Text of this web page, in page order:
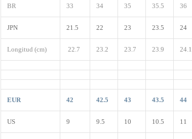
BR 33 34 35 35.5 36
JPN 21.5 22 23 23.5 24
Longitud (cm) 22.7 23.2 23.7 23.9 24.1
EUR 42 42.5 43 43.5 44
US 9 9.5 10 10.5 11